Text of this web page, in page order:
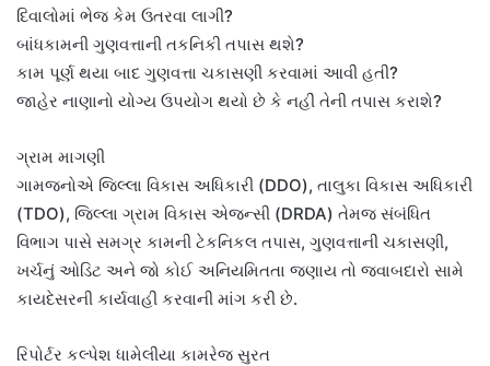
દિવાલોમાં ભેજ કેમ ઉતરવા લાગી?
બાંધકામની ગુણવત્તાની તકનિકી તપાસ થશે?
કામ પૂર્ણ થયા બાદ ગુણવત્તા ચકાસણી કરવામાં આવી હતી?
જાહેર નાણાનો યોગ્ય ઉપયોગ થયો છે કે નહીં તેની તપાસ કરાશે?
ગ્રામ માગણી
ગામજનોએ જિલ્લા વિકાસ અધિકારી (DDO), તાલુકા વિકાસ અધિકારી
(TDO), જિલ્લા ગ્રામ વિકાસ એજન્સી (DRDA) તેમજ સંબંધિત
વિભાગ પાસે સમગ્ર કામની ટેકનિકલ તપાસ, ગુણવત્તાની ચકાસણી,
ખર્ચનું ઓડિટ અને જો કોઈ અનિયમિતતા જણાય તો જવાબદારો સામે
કાયદેસરની કાર્યવાહી કરવાની માંગ કરી છે.
રિપોર્ટર કલ્પેશ ધામેલીયા કામરેજ સુરત